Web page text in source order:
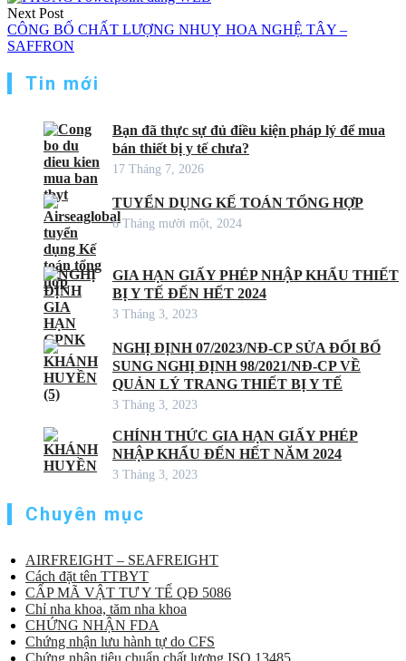
viết
Next Post
CÔNG BỐ CHẤT LƯỢNG NHUỴ HOA NGHỆ TÂY –
SAFFRON
Tin mới
Bạn đã thực sự đủ điều kiện pháp lý để mua
bán thiết bị y tế chưa?
17 Tháng 7, 2026
TUYỂN DỤNG KẾ TOÁN TỔNG HỢP
6 Tháng mười một, 2024
GIA HẠN GIẤY PHÉP NHẬP KHẨU THIẾT
BỊ Y TẾ ĐẾN HẾT 2024
3 Tháng 3, 2023
NGHỊ ĐỊNH 07/2023/NĐ-CP SỬA ĐỔI BỔ
SUNG NGHỊ ĐỊNH 98/2021/NĐ-CP VỀ
QUẢN LÝ TRANG THIẾT BỊ Y TẾ
3 Tháng 3, 2023
CHÍNH THỨC GIA HẠN GIẤY PHÉP
NHẬP KHẨU ĐẾN HẾT NĂM 2024
3 Tháng 3, 2023
Chuyên mục
AIRFREIGHT – SEAFREIGHT
Cách đặt tên TTBYT
CẤP MÃ VẬT TƯ Y TẾ QĐ 5086
Chỉ nha khoa, tăm nha khoa
CHỨNG NHẬN FDA
Chứng nhận lưu hành tự do CFS
Chứng nhận tiêu chuẩn chất lượng ISO 13485